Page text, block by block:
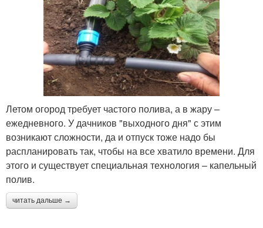
Летом огород требует частого полива, а в жару –
ежедневного. У дачников "выходного дня" с этим
возникают сложности, да и отпуск тоже надо бы
распланировать так, чтобы на все хватило времени. Для
этого и существует специальная технология – капельный
полив.
читать дальше →